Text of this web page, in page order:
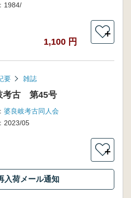
1984/
1,100 円
＋
要 雑誌
考古 第45号
婆良岐考古同人会
2023/05
＋
入荷メール通知